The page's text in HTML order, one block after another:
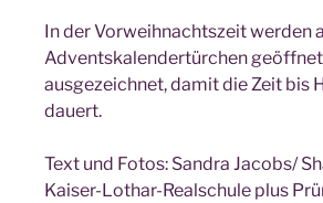
In der Vor­weih­nachts­zeit wer­den
Advents­ka­len­der­tür­chen
aus­ge­zeich­net, damit die Zeit bis
dauert.
Text und Fotos: San­dra Jacobs/
Kai­ser-Lothar-Real­schu­le plus